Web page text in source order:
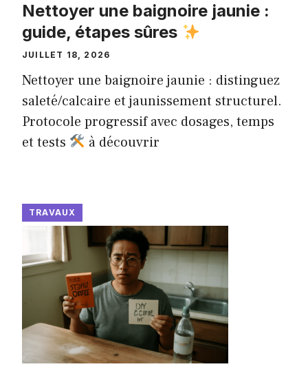
Nettoyer une baignoire jaunie :
guide, étapes sûres
JUILLET 18, 2026
Nettoyer une baignoire jaunie : distinguez
saleté/calcaire et jaunissement structurel.
Protocole progressif avec dosages, temps
et tests
à découvrir
TRAVAUX